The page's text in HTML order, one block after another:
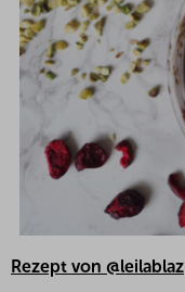
Rezept von @leilablaz